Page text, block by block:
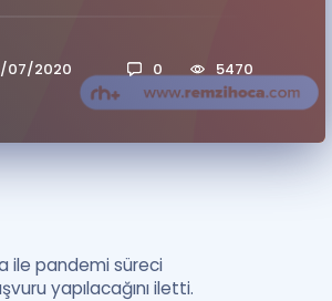
07/2020 0 5470
ile pandemi süreci
yapılacağını iletti.